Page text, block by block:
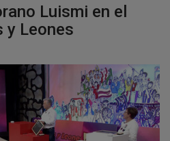
Luismi en el
y Leones